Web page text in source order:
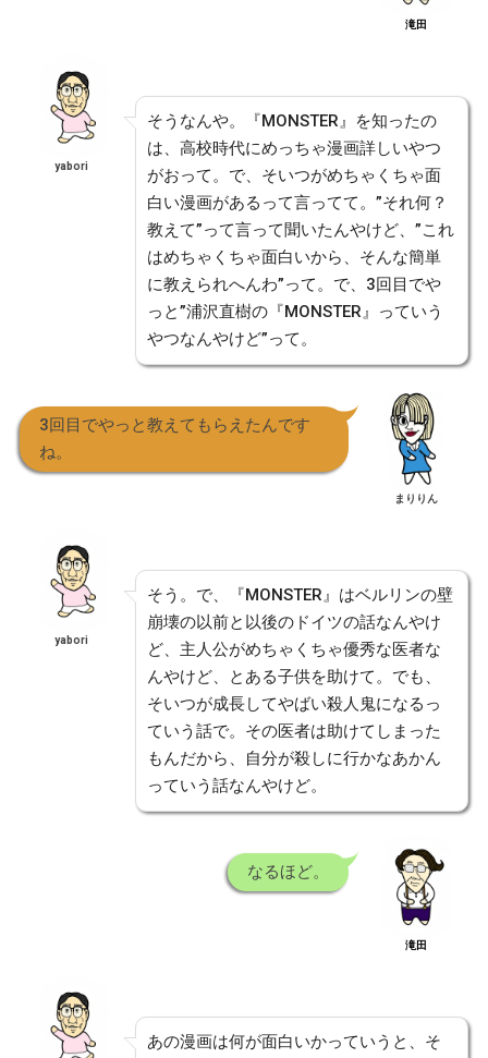
滝田
yabori
そうなんや。『MONSTER』を知ったの
は、高校時代にめっちゃ漫画詳しいやつ
がおって。で、そいつがめちゃくちゃ面
白い漫画があるって言ってて。”それ何？
教えて”って言って聞いたんやけど、”これ
はめちゃくちゃ面白いから、そんな簡単
に教えられへんわ”って。で、3回目でや
っと”浦沢直樹の『MONSTER』っていう
やつなんやけど”って。
3回目でやっと教えてもらえたんです
ね。
まりりん
yabori
そう。で、『MONSTER』はベルリンの壁
崩壊の以前と以後のドイツの話なんやけ
ど、主人公がめちゃくちゃ優秀な医者な
んやけど、とある子供を助けて。でも、
そいつが成長してやばい殺人鬼になるっ
ていう話で。その医者は助けてしまった
もんだから、自分が殺しに行かなあかん
っていう話なんやけど。
なるほど。
滝田
あの漫画は何が面白いかっていうと、そ